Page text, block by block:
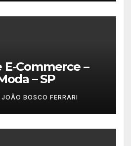
Commerce –
– SP
JOÃO BOSCO FERRARI